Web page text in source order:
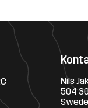
Nils
504